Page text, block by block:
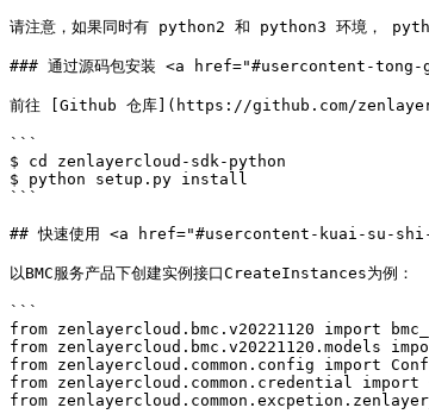
请注意，如果同时有 python2 和 python3 环境，
### 通过源码包安装 <a href="#usercontent-
前往 [Github 仓库](https://github.com/
```
$ cd zenlayercloud-sdk-python
$ python setup.py install
```
## 快速使用 <a href="#usercontent-kuai-su-
以BMC服务产品下创建实例接口CreateInstances为例：
```
from zenlayercloud.bmc.v20221120 import
from zenlayercloud.bmc.v20221120.models
from zenlayercloud.common.config import
from zenlayercloud.common.credential
from